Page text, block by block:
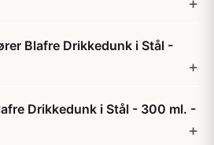
Blafre Drikkedunk i Stål -
Drikkedunk i Stål - 300 ml. -